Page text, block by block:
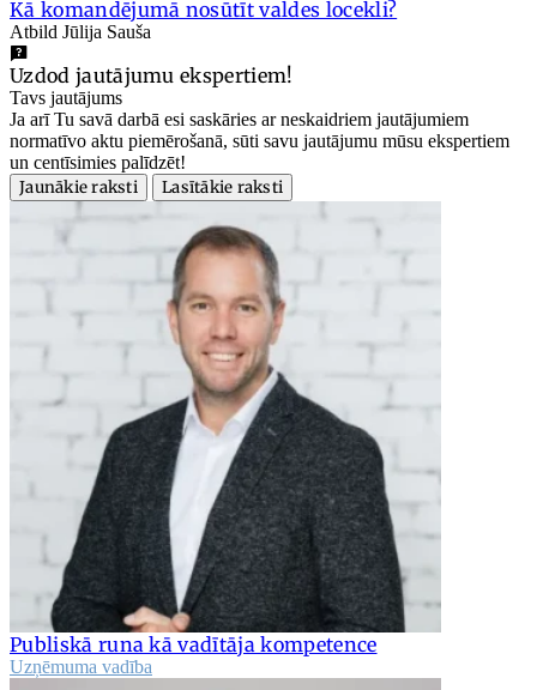
Kā komandējumā nosūtīt valdes locekli?
Atbild Jūlija Sauša
Uzdod jautājumu ekspertiem!
Tavs jautājums
Ja arī Tu savā darbā esi saskāries ar neskaidriem jautājumiem
normatīvo aktu piemērošanā, sūti savu jautājumu mūsu ekspertiem
un centīsimies palīdzēt!
Jaunākie raksti
Lasītākie raksti
Publiskā runa kā vadītāja kompetence
Uzņēmuma vadība